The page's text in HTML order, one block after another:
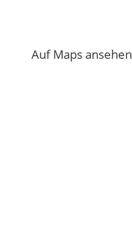
Auf Maps ansehen